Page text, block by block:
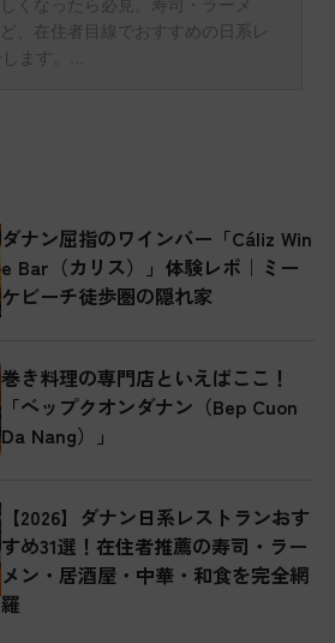
ダナン屈指のワインバー「Cáliz Win
e Bar（カリス）」体験レポ｜ミー
ケビーチ徒歩圏の隠れ家
巻き料理の専門店といえばここ！
「ベップクオンダナン（Bep Cuon
Da Nang）」
【2026】ダナン日系レストランおす
すめ31選！在住者推薦の寿司・ラー
メン・居酒屋・中華・和食を完全網
羅